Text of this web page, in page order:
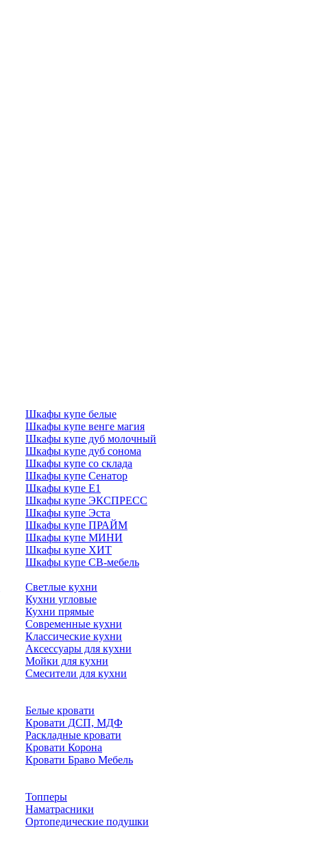
Шкафы купе белые
Шкафы купе венге магия
Шкафы купе дуб молочный
Шкафы купе дуб сонома
Шкафы купе со склада
Шкафы купе Сенатор
Шкафы купе Е1
Шкафы купе ЭКСПРЕСС
Шкафы купе Эста
Шкафы купе ПРАЙМ
Шкафы купе МИНИ
Шкафы купе ХИТ
Шкафы купе СВ-мебель
Светлые кухни
Кухни угловые
Кухни прямые
Современные кухни
Классические кухни
Аксессуары для кухни
Мойки для кухни
Смесители для кухни
Белые кровати
Кровати ДСП, МДФ
Раскладные кровати
Кровати Корона
Кровати Браво Мебель
Топперы
Наматрасники
Ортопедические подушки